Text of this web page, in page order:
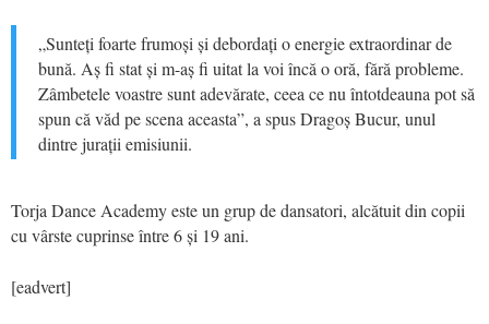
„Sunteți foarte frumoși și debordați o energie extraordinar de
bună. Aș fi stat și m-aș fi uitat la voi încă o oră, fără probleme.
Zâmbetele voastre sunt adevărate, ceea ce nu întotdeauna pot să
spun că văd pe scena aceasta”, a spus Dragoș Bucur, unul
dintre jurații emisiunii.
Torja Dance Academy este un grup de dansatori, alcătuit din copii
cu vârste cuprinse între 6 și 19 ani.
[eadvert]